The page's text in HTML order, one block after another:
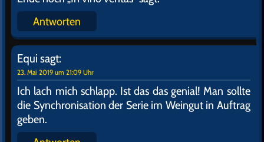
Antworten
Equi sagt:
23. Mai 2019 um 21:09 Uhr
Ich lach mich schlapp. Ist das das genial! Man sollte
die Synchronisation der Serie im Weingut in Auftrag
geben.